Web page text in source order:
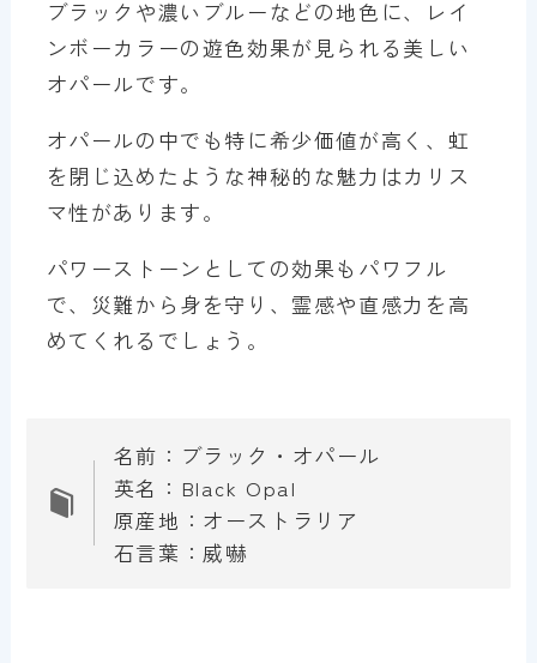
ブラックや濃いブルーなどの地色に、レイ
ンボーカラーの遊色効果が見られる美しい
オパールです。
オパールの中でも特に希少価値が高く、虹
を閉じ込めたような神秘的な魅力はカリス
マ性があります。
パワーストーンとしての効果もパワフル
で、災難から身を守り、霊感や直感力を高
めてくれるでしょう。
名前：ブラック・オパール
英名：Black Opal
原産地：オーストラリア
石言葉：威嚇